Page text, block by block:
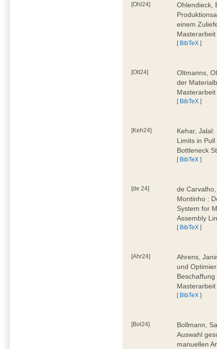
[Ohl24]
Ohlendieck,
einem
[ BibTeX ]
[Olt24]
Oltmanns,
der
[ BibTeX ]
[Keh24]
Kehar,
Limits in
Bottleneck
[ BibTeX ]
[de 24]
de
Montinho :
System for
Assembly
[ BibTeX ]
[Ahr24]
Ahrens,
und
[ BibTeX ]
[Bol24]
Bollmann,
Auswahl
manuellen